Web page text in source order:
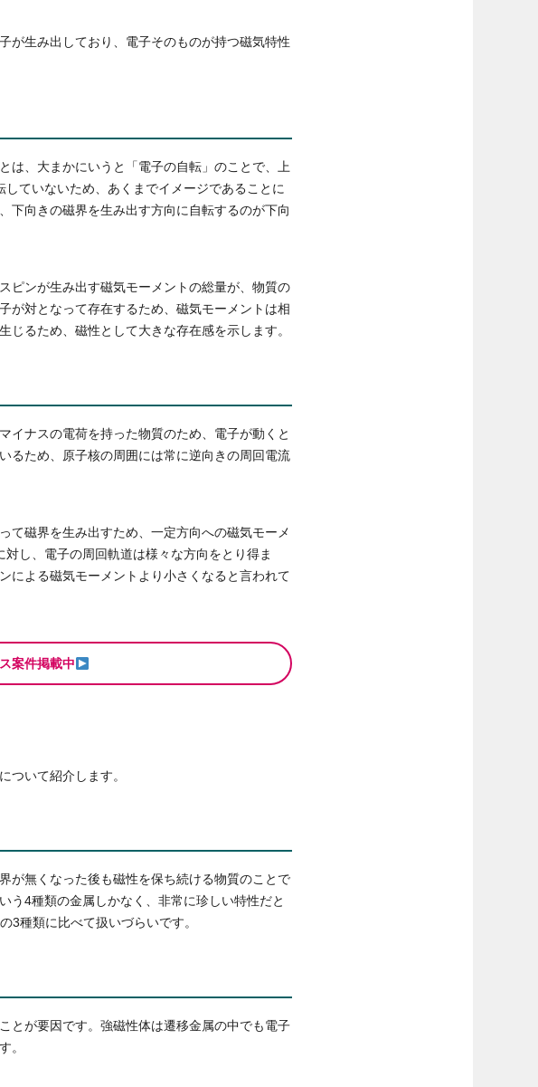
が生み出しており、電子そのものが持つ磁気特性
は、大まかにいうと「電子の自転」のことで、上
ていないため、あくまでイメージであることに
下向きの磁界を生み出す方向に自転するのが下向
ピンが生み出す磁気モーメントの総量が、物質の
が対となって存在するため、磁気モーメントは相
るため、磁性として大きな存在感を示します。
イナスの電荷を持った物質のため、電子が動くと
るため、原子核の周囲には常に逆向きの周回電流
て磁界を生み出すため、一定方向への磁気モーメ
し、電子の周回軌道は様々な方向をとり得ま
による磁気モーメントより小さくなると言われて
案件掲載中
ついて紹介します。
が無くなった後も磁性を保ち続ける物質のことで
う4種類の金属しかなく、非常に珍しい特性だと
種類に比べて扱いづらいです。
とが要因です。強磁性体は遷移金属の中でも電子
。